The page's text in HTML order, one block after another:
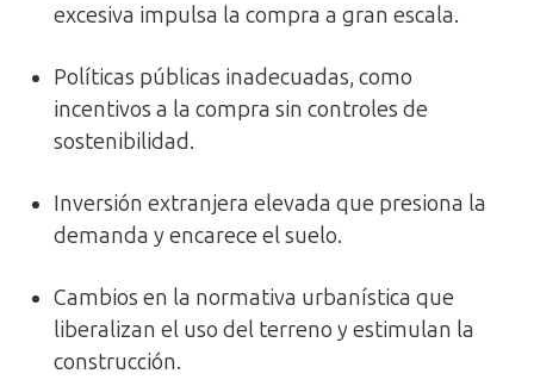
excesiva impulsa la compra a gran escala.
Políticas públicas inadecuadas, como
incentivos a la compra sin controles de
sostenibilidad.
Inversión extranjera elevada que presiona la
demanda y encarece el suelo.
Cambios en la normativa urbanística que
liberalizan el uso del terreno y estimulan la
construcción.